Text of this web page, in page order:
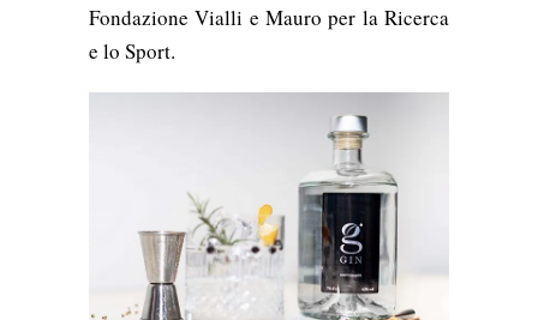
Fondazione Vialli e Mauro per la Ricerca
e lo Sport.